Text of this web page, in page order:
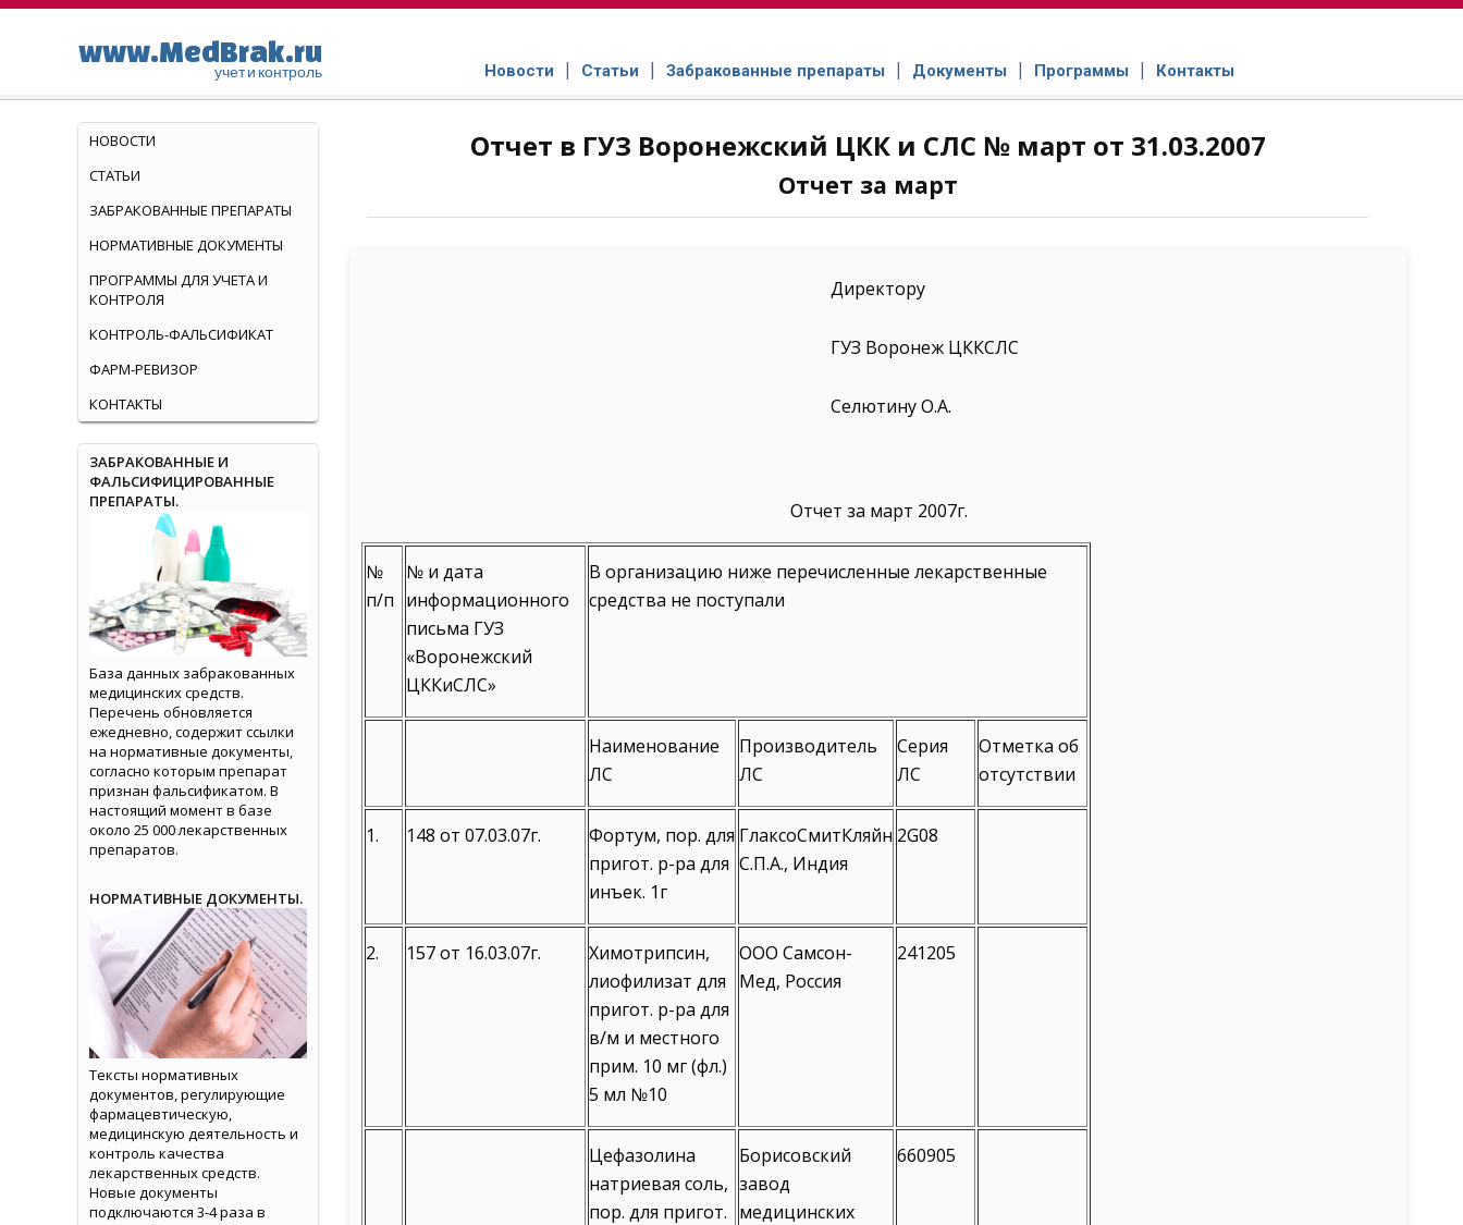
www.MedBrak.ru
учет и контроль Новости Статьи Забракованные препараты Документы Программы Контакты
Отчет в ГУЗ Воронежский ЦКК и СЛC № март от 31.03.2007
Отчет за март
Директору
ГУЗ Воронеж ЦККСЛС
Селютину О.А.
Отчет за март 2007г.
№
п/п
№ и дата
информационного
письма ГУЗ
«Воронежский
ЦККиСЛС»
В организацию ниже перечисленные лекарственные
средства не поступали
Наименование
ЛС
Производитель
ЛС
Серия
ЛС
Отметка об
отсутствии
1. 148 от 07.03.07г.
Фортум, пор. для
пригот. р-ра для
инъек. 1г
ГлаксоСмитКляйн
С.П.А., Индия
2G08
2. 157 от 16.03.07г.
Химотрипсин,
лиофилизат для
пригот. р-ра для
в/м и местного
прим. 10 мг (фл.)
5 мл №10
ООО Самсон-
Мед, Россия
241205
Цефазолина
натриевая соль,
пор. для пригот.
Борисовский
завод
медицинских
660905
НОВОСТИ
СТАТЬИ
ЗАБРАКОВАННЫЕ ПРЕПАРАТЫ
НОРМАТИВНЫЕ ДОКУМЕНТЫ
ПРОГРАММЫ ДЛЯ УЧЕТА И
КОНТРОЛЯ
КОНТРОЛЬ-ФАЛЬСИФИКАТ
ФАРМ-РЕВИЗОР
КОНТАКТЫ
ЗАБРАКОВАННЫЕ И
ФАЛЬСИФИЦИРОВАННЫЕ
ПРЕПАРАТЫ.
База данных забракованных
медицинских средств.
Перечень обновляется
ежедневно, содержит ссылки
на нормативные документы,
согласно которым препарат
признан фальсификатом. В
настоящий момент в базе
около 25 000 лекарственных
препаратов.
НОРМАТИВНЫЕ ДОКУМЕНТЫ.
Тексты нормативных
документов, регулирующие
фармацевтическую,
медицинскую деятельность и
контроль качества
лекарственных средств.
Новые документы
подключаются 3-4 раза в